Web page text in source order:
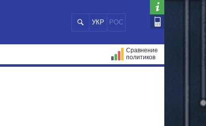
УКР РОС
Сравнение
политиков